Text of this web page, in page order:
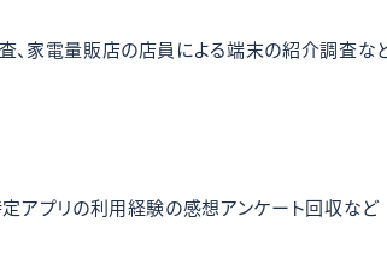
、家電量販店の店員による端末の紹介調査な
アプリの利用経験の感想アンケート回収など